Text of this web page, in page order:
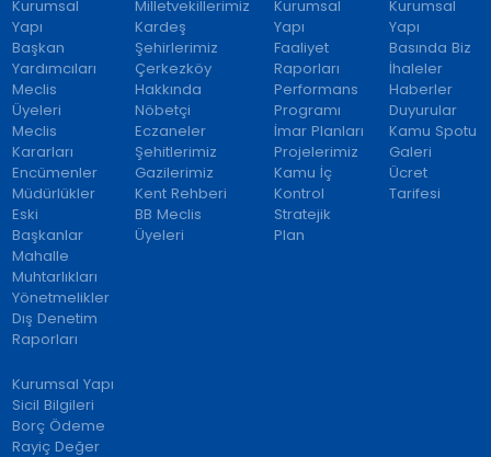
Kurumsal
Yapı
Başkan
Yardımcıları
Meclis
Üyeleri
Meclis
Kararları
Encümenler
Müdürlükler
Eski
Başkanlar
Mahalle
Muhtarlıkları
Yönetmelikler
Dış Denetim
Raporları
Milletvekillerimiz
Kardeş
Şehirlerimiz
Çerkezköy
Hakkında
Nöbetçi
Eczaneler
Şehitlerimiz
Gazilerimiz
Kent Rehberi
BB Meclis
Üyeleri
Kurumsal
Yapı
Faaliyet
Raporları
Performans
Programı
İmar Planları
Projelerimiz
Kamu İç
Kontrol
Stratejik
Plan
Kurumsal
Yapı
Basında Biz
İhaleler
Haberler
Duyurular
Kamu Spotu
Galeri
Ücret
Tarifesi
Kurumsal Yapı
Sicil Bilgileri
Borç Ödeme
Rayiç Değer